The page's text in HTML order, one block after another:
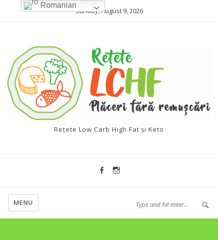
Sunday, August 9, 2026
Rețete Low Carb High Fat și Keto
MENU
Romanian